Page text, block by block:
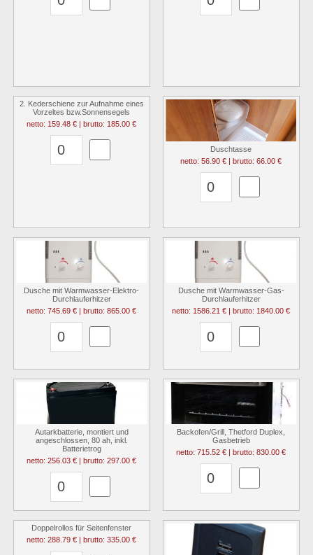
2. Kederschiene zur Aufnahme eines
Vorzeltes bzw.Sonnensegels
netto: 159.48 € | brutto: 185.00 €
Duschtasse
netto: 56.90 € | brutto: 66.00 €
Dusche mit Warmwasser-Elektro-
Durchlauferhitzer
netto: 745.69 € | brutto: 865.00 €
Dusche mit Warmwasser-Gas-
Durchlauferhitzer
netto: 1586.21 € | brutto: 1840.00 €
Autarkbatterie, montiert und
angeschlossen, 80 ah, inkl.
Batterietrog
netto: 256.03 € | brutto: 297.00 €
Backofen/Grill, Thetford Duplex,
Gasbetrieb
netto: 715.52 € | brutto: 830.00 €
Doppelrollos für Seitenfenster
netto: 288.79 € | brutto: 335.00 €